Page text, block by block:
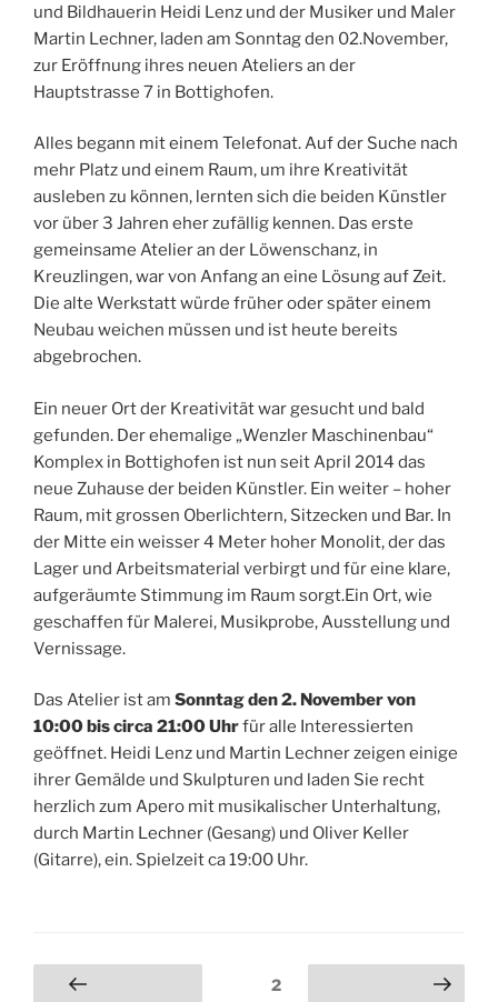
und Bildhauerin Heidi Lenz und der Musiker und Maler
Martin Lechner, laden am Sonntag den 02.November,
zur Eröffnung ihres neuen Ateliers an der
Hauptstrasse 7 in Bottighofen.
Alles begann mit einem Telefonat. Auf der Suche nach
mehr Platz und einem Raum, um ihre Kreativität
ausleben zu können, lernten sich die beiden Künstler
vor über 3 Jahren eher zufällig kennen. Das erste
gemeinsame Atelier an der Löwenschanz, in
Kreuzlingen, war von Anfang an eine Lösung auf Zeit.
Die alte Werkstatt würde früher oder später einem
Neubau weichen müssen und ist heute bereits
abgebrochen.
Ein neuer Ort der Kreativität war gesucht und bald
gefunden. Der ehemalige „Wenzler Maschinenbau“
Komplex in Bottighofen ist nun seit April 2014 das
neue Zuhause der beiden Künstler. Ein weiter – hoher
Raum, mit grossen Oberlichtern, Sitzecken und Bar. In
der Mitte ein weisser 4 Meter hoher Monolit, der das
Lager und Arbeitsmaterial verbirgt und für eine klare,
aufgeräumte Stimmung im Raum sorgt.Ein Ort, wie
geschaffen für Malerei, Musikprobe, Ausstellung und
Vernissage.
Das Atelier ist am Sonntag den 2. November von
10:00 bis circa 21:00 Uhrfür alle Interessierten
geöffnet. Heidi Lenz und Martin Lechner zeigen einige
ihrer Gemälde und Skulpturen und laden Sie recht
herzlich zum Apero mit musikalischer Unterhaltung,
durch Martin Lechner (Gesang) und Oliver Keller
(Gitarre), ein. Spielzeit ca 19:00 Uhr.
Seitennummerierung
Vorherige
Seite2 Nächste Seite